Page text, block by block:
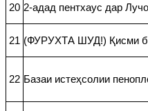
20 2-адад пентхаус дар
21 (ФУРУХТА ШУД!) Қисми
22 Базаи истеҳсолии